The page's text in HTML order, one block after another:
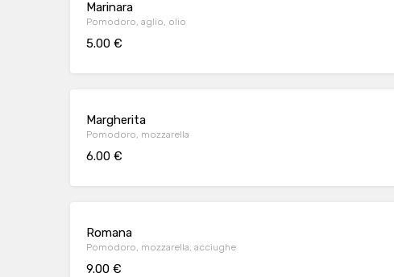
Marinara
Pomodoro, aglio, olio
5.00 €
Margherita
Pomodoro, mozzarella
6.00 €
Romana
Pomodoro, mozzarella, acciughe
9.00 €